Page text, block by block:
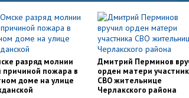
разряд молнии
причиной пожара в
доме на улице
Дмитрий Перминов
орден матери
СВО жительнице
Черлакского района